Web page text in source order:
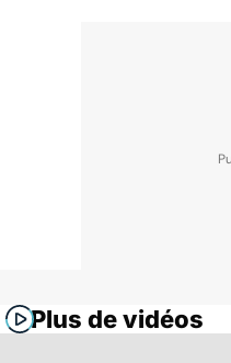
Plus de vidéos